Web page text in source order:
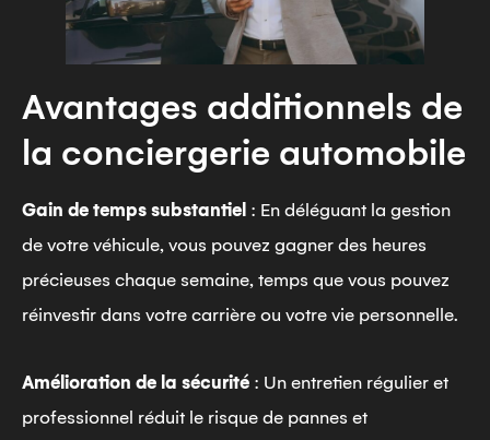
Avantages additionnels de
la conciergerie automobile
Gain de temps substantiel : En déléguant la gestion
de votre véhicule, vous pouvez gagner des heures
précieuses chaque semaine, temps que vous pouvez
réinvestir dans votre carrière ou votre vie personnelle.
Amélioration de la sécurité : Un entretien régulier et
professionnel réduit le risque de pannes et